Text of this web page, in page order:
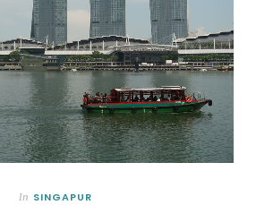
In SINGAPUR